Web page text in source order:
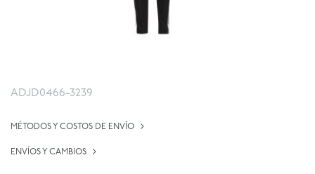
ADJD0466-3239
MÉTODOS Y COSTOS DE ENVÍO
ENVÍOS Y CAMBIOS